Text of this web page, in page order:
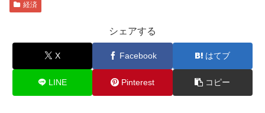
経済
シェアする
X Facebook はてブ
LINE Pinterest コピー